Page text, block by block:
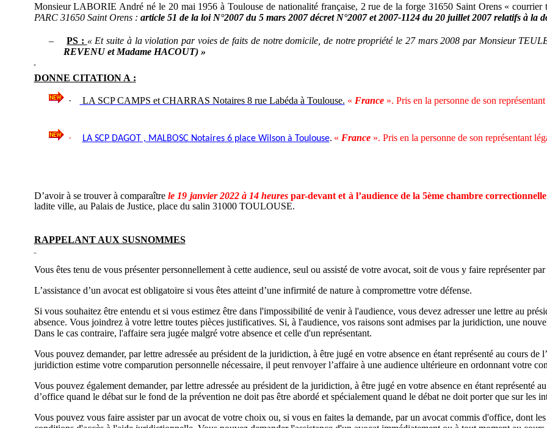
Monsieur LABORIE André né le 20 mai 1956 à Toulouse de nationalité française, 2 rue de la forge 31650 Saint Orens « courrier
PARC 31650 Saint Orens : article 51 de la loi N°2007 du 5 mars 2007 décret N°2007 et 2007-1124 du 20 juillet 2007 relatifs à la
– PS : « Et suite à la violation par voies de faits de notre domicile, de notre propriété le 27 mars 2008 par Monsieur
REVENU et Madame HACOUT) »
DONNE CITATION A :
· LA SCP CAMPS et CHARRAS Notaires 8 rue Labéda à Toulouse. « France». Pris en la personne de son représentant
· LA SCP DAGOT , MALBOSC Notaires 6 place Wilson à Toulouse. « France». Pris en la personne de son représentant
D’avoir à se trouver à comparaîtrele 19 janvier 2022 à 14 heures par-devant et à l’audience de la 5èmechambre
ladite ville, au Palais de Justice, place du salin 31000 TOULOUSE.
RAPPELANT AUX SUSNOMMES
Vous êtes tenu de vous présenter personnellement à cette audience, seul ou assisté de votre avocat, soit de vous y faire représenter
L’assistance d’un avocat est obligatoire si vous êtes atteint d’une infirmité de nature à compromettre votre défense.
Si vous souhaitez être entendu et si vous estimez être dans l'impossibilité de venir à l'audience, vous devez adresser une lettre au
absence. Vous joindrez à votre lettre toutes pièces justificatives. Si, à l'audience, vos raisons sont admises par la juridiction, une
Dans le cas contraire, l'affaire sera jugée malgré votre absence et celle d'un représentant.
Vous pouvez demander, par lettre adressée au président de la juridiction, à être jugé en votre absence en étant représenté au cours
juridiction estime votre comparution personnelle nécessaire, il peut renvoyer l’affaire à une audience ultérieure en ordonnant votre
Vous pouvez également demander, par lettre adressée au président de la juridiction, à être jugé en votre absence en étant représenté
d’office quand le débat sur le fond de la prévention ne doit pas être abordé et spécialement quand le débat ne doit porter que sur les
Vous pouvez vous faire assister par un avocat de votre choix ou, si vous en faites la demande, par un avocat commis d'office, dont